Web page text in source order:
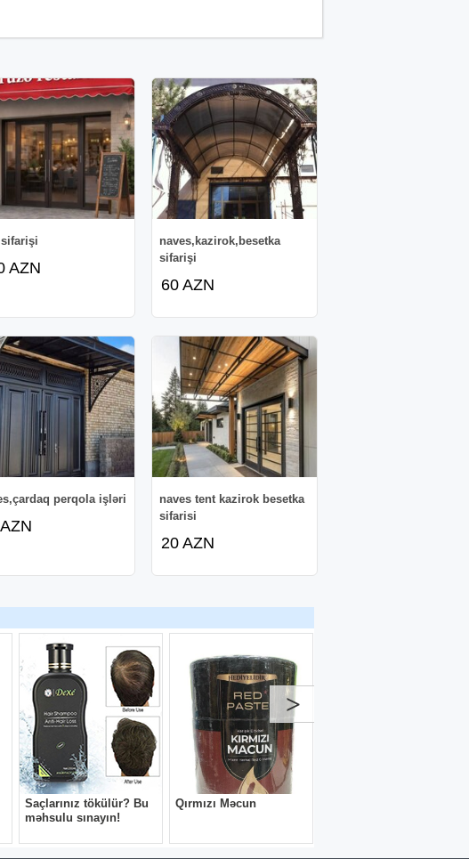
AZN
naves,kazirok,besetka
sifarişi
60 AZN
perqola işləri
naves tent kazirok besetka
sifarisi
20 AZN